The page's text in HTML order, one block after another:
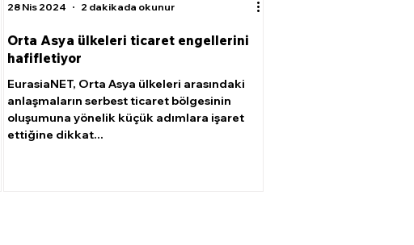
Orta Asya ülkeleri ticaret engellerini
hafifletiyor
EurasiaNET, Orta Asya ülkeleri arasındaki
anlaşmaların serbest ticaret bölgesinin
oluşumuna yönelik küçük adımlara işaret
ettiğine dikkat...
28 Nis 2024 2 dakikada okunur